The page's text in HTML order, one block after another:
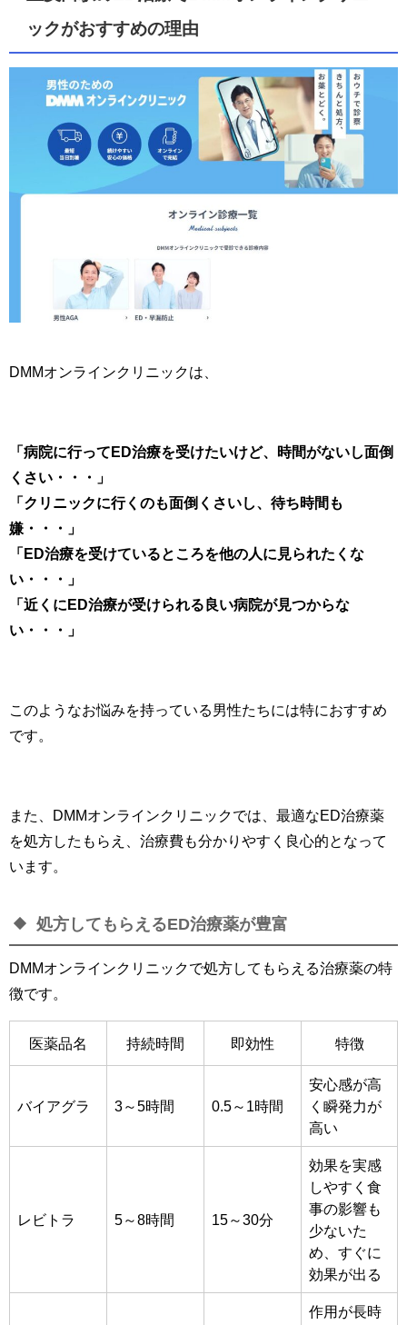
ックがおすすめの理由
DMMオンラインクリニックは、
「病院に行ってED治療を受けたいけど、時間がないし面倒
くさい・・・」
「クリニックに行くのも面倒くさいし、待ち時間も
嫌・・・」
「ED治療を受けているところを他の人に見られたくな
い・・・」
「近くにED治療が受けられる良い病院が見つからな
い・・・」
このようなお悩みを持っている男性たちには特におすすめ
です。
また、DMMオンラインクリニックでは、最適なED治療薬
を処方したもらえ、治療費も分かりやすく良心的となって
います。
処方してもらえるED治療薬が豊富
DMMオンラインクリニックで処方してもらえる治療薬の特
徴です。
医薬品名 持続時間 即効性 特徴
バイアグラ 3～5時間 0.5～1時間
安心感が高
く瞬発力が
高い
レビトラ 5～8時間 15～30分
効果を実感
しやすく食
事の影響も
少ないた
め、すぐに
効果が出る
作用が長時